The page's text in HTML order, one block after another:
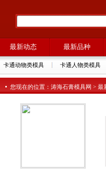
最新动态 最新品种
卡通动物类模具 卡通人物类模具
您现在的位置：涛海石膏模具网 > 最